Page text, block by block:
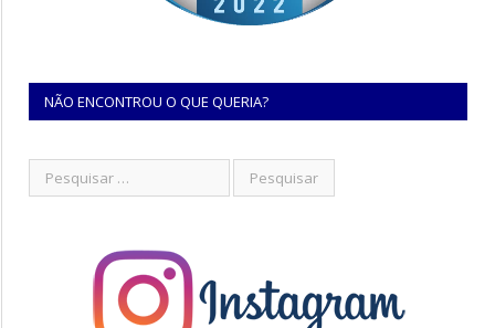
NÃO ENCONTROU O QUE QUERIA?